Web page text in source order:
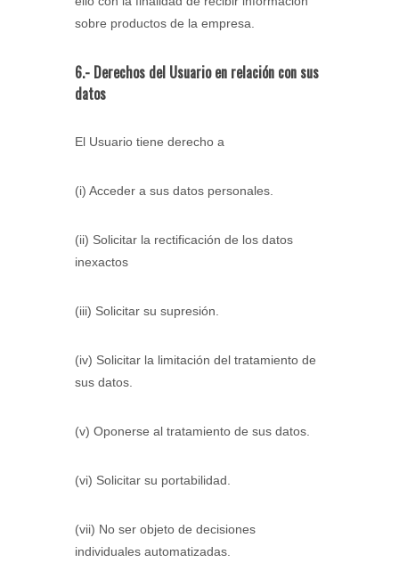
sobre productos de la empresa.
6.- Derechos del Usuario en relación con sus
datos
El Usuario tiene derecho a
(i) Acceder a sus datos personales.
(ii) Solicitar la rectificación de los datos
inexactos
(iii) Solicitar su supresión.
(iv) Solicitar la limitación del tratamiento de
sus datos.
(v) Oponerse al tratamiento de sus datos.
(vi) Solicitar su portabilidad.
(vii) No ser objeto de decisiones
individuales automatizadas.